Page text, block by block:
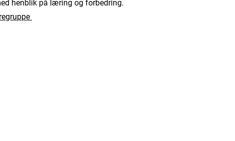
henblik på læring og forbedring.